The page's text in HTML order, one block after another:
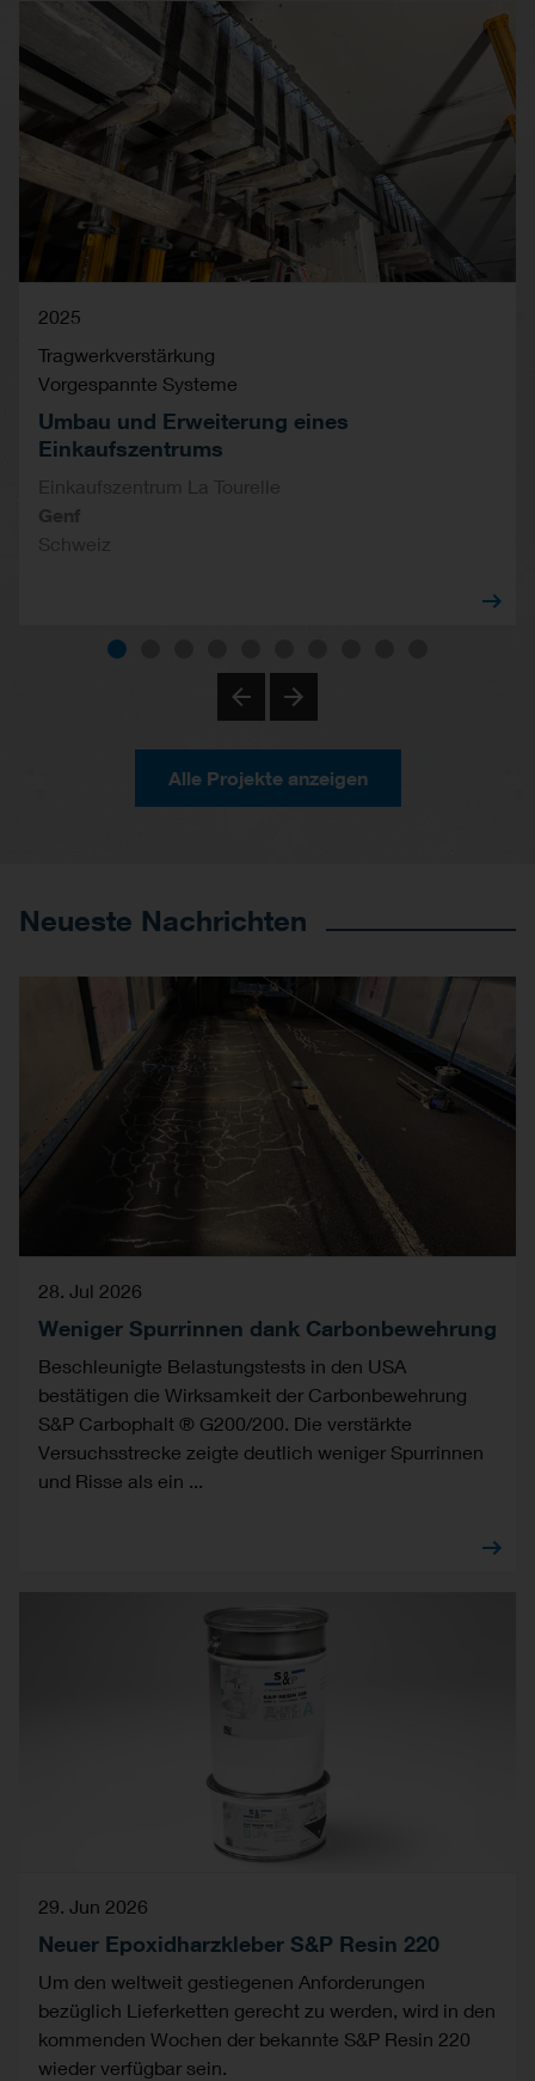
2025
Tragwerkverstärkung
Vorgespannte Systeme
Umbau und Erweiterung eines
Einkaufszentrums
Einkaufszentrum La Tourelle
Genf
Schweiz
Alle Projekte anzeigen
Neueste Nachrichten
28. Jul 2026
Weniger Spurrinnen dank Carbonbewehrung
Beschleunigte Belastungstests in den USA
bestätigen die Wirksamkeit der Carbonbewehrung
S&P Carbophalt ® G200/200. Die verstärkte
Versuchsstrecke zeigte deutlich weniger Spurrinnen
und Risse als ein ...
29. Jun 2026
Neuer Epoxidharzkleber S&P Resin 220
Um den weltweit gestiegenen Anforderungen
bezüglich Lieferketten gerecht zu werden, wird in den
kommenden Wochen der bekannte S&P Resin 220
wieder verfügbar sein.